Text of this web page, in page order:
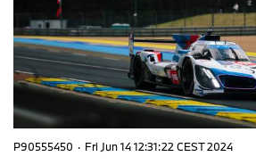
P90555450 · Fri Jun 14 12:31:22 CEST 2024